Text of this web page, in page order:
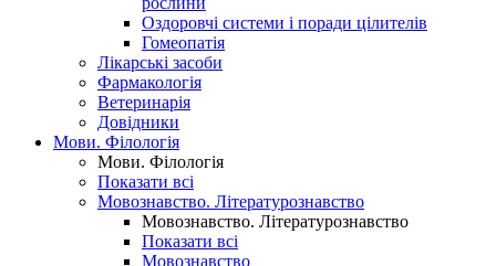
Оздоровчі системи і поради цілителів
Гомеопатія
Лікарські засоби
Фармакологія
Ветеринарія
Довідники
Мови. Філологія
Мови. Філологія
Показати всі
Мовознавство. Літературознавство
Мовознавство. Літературознавство
Показати всі
Мовознавство